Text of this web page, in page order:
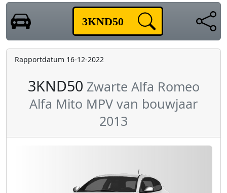
Rapportdatum 16-12-2022
3KND50 Zwarte Alfa Romeo
Alfa Mito MPV van bouwjaar
2013